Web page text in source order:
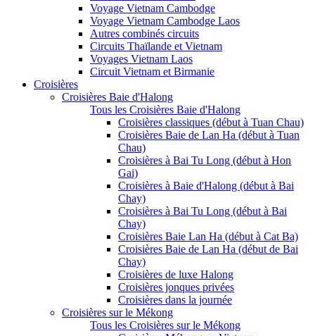
Voyage Vietnam Cambodge
Voyage Vietnam Cambodge Laos
Autres combinés circuits
Circuits Thaïlande et Vietnam
Voyages Vietnam Laos
Circuit Vietnam et Birmanie
Croisières
Croisières Baie d'Halong
Tous les Croisières Baie d'Halong
Croisières classiques (début à Tuan Chau)
Croisières Baie de Lan Ha (début à Tuan
Chau)
Croisières à Bai Tu Long (début à Hon
Gai)
Croisières à Baie d'Halong (début à Bai
Chay)
Croisières à Bai Tu Long (début à Bai
Chay)
Croisières Baie Lan Ha (début à Cat Ba)
Croisières Baie de Lan Ha (début de Bai
Chay)
Croisières de luxe Halong
Croisières jonques privées
Croisières dans la journée
Croisières sur le Mékong
Tous les Croisières sur le Mékong